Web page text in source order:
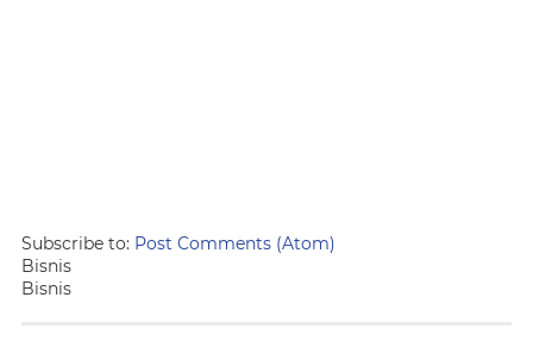
Subscribe to: Post Comments (Atom)
Bisnis
Bisnis